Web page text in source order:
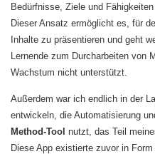
Bedürfnisse, Ziele und
Dieser Ansatz ermöglicht es, für
Inhalte zu präsentieren und geht
Lernende zum Durcharbeiten von
Wachstum nicht unterstützt.
Außerdem war ich endlich in der
entwickeln, die Automatisierung
Method-Tool nutzt, das Teil
Diese App existierte zuvor in